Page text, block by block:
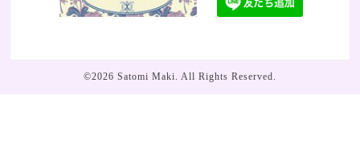
©2026 Satomi Maki. All Rights Reserved.